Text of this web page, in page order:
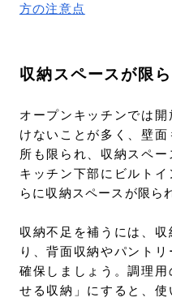
方の注意点
収納スペースが限
オープンキッチンでは
けないことが多く、壁
所も限られ、収納スペー
キッチン下部にビルト
らに収納スペースが限ら
収納不足を補うには、
り、背面収納やパント
確保しましょう。調理
せる収納」にすると、